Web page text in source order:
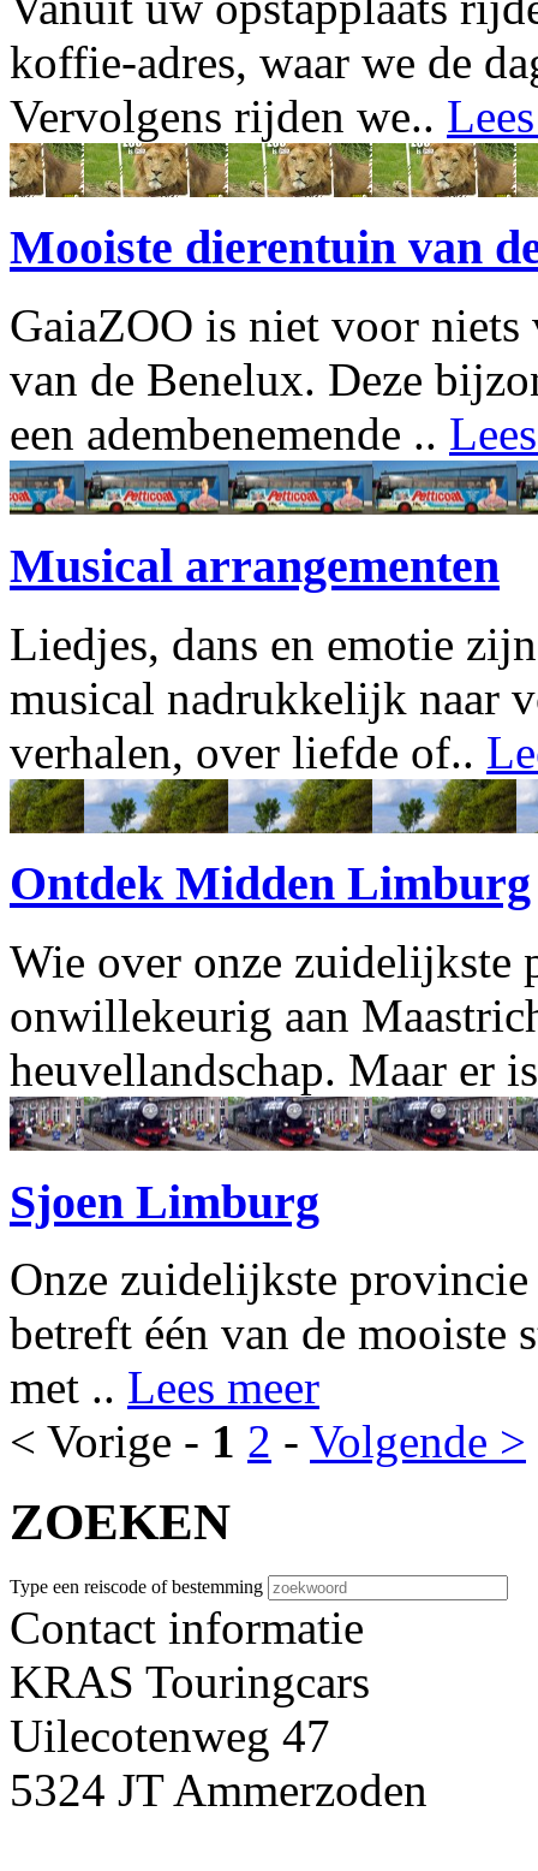
koffie-adres, waar we de
Vervolgens rijden we..
Mooiste dierentuin van
GaiaZOO is niet voor
van de Benelux. Deze
een adembenemende ..
Musical arrangementen
Liedjes, dans en emotie
musical nadrukkelijk naar
verhalen, over liefde of..
Ontdek Midden Limburg
Wie over onze zuidelijkste
onwillekeurig aan
heuvellandschap. Maar er
Sjoen Limburg
Onze zuidelijkste
betreft één van de mooiste
met .. Lees meer
< Vorige - 1 2 - Volgende >
ZOEKEN
Type een reiscode of bestemming
Contact informatie
KRAS Touringcars
Uilecotenweg 47
5324 JT Ammerzoden